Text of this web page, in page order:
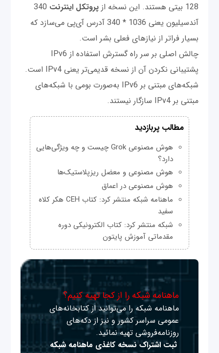
128 بیتی هستند. این نسخه از
پروتکل اینترنت 340
آندسیلیون یعنی 10 36
* 340 آدرس آی‌پی می‌سازد که
بسیار فراتر از نیازهای فعلی بشر است.
چالش اصلی بر سر راه گسترش استفاده از IPv6
پشتیبانی نکردن آن از نسخه قدیمی‌تر یعنی IPv4 است.
شبکه‌های مبتنی بر IPv6 به‌صورت بومی با شبکه‌های
مبتنی بر IPv4 سازگار نیستند.
مطالب پربازدید
هوش مصنوعی Grok چیست و چه ویژگی‌هایی
دارد؟
هوش مصنوعی و معضل ریزپلاستیک‌ها
هوش مصنوعی در اعماق
ماهنامه شبکه منتشر کرد: کتاب CEH هکر کلاه
سفید
شبکه منتشر کرد: کتاب الکترونیکی دوره
مقدماتی آموزش پایتون
ماهنامه شبکه را از کجا تهیه کنیم؟
ماهنامه شبکه را می‌توانید از کتابخانه‌های
عمومی سراسر کشور و نیز از دکه‌های
روزنامه‌فروشی تهیه نمائید.
ثبت اشتراک نسخه کاغذی ماهنامه شبکه